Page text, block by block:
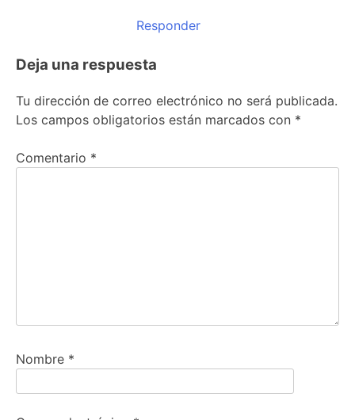
Responder
Deja una respuesta
Tu dirección de correo electrónico no será publicada.
Los campos obligatorios están marcados con *
Comentario *
Nombre *